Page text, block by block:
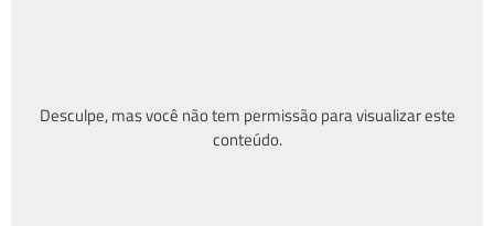
Desculpe, mas você não tem permissão para visualizar este
conteúdo.